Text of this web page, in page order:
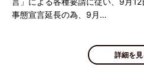
事態宣言延長の為、9月…
詳細を見